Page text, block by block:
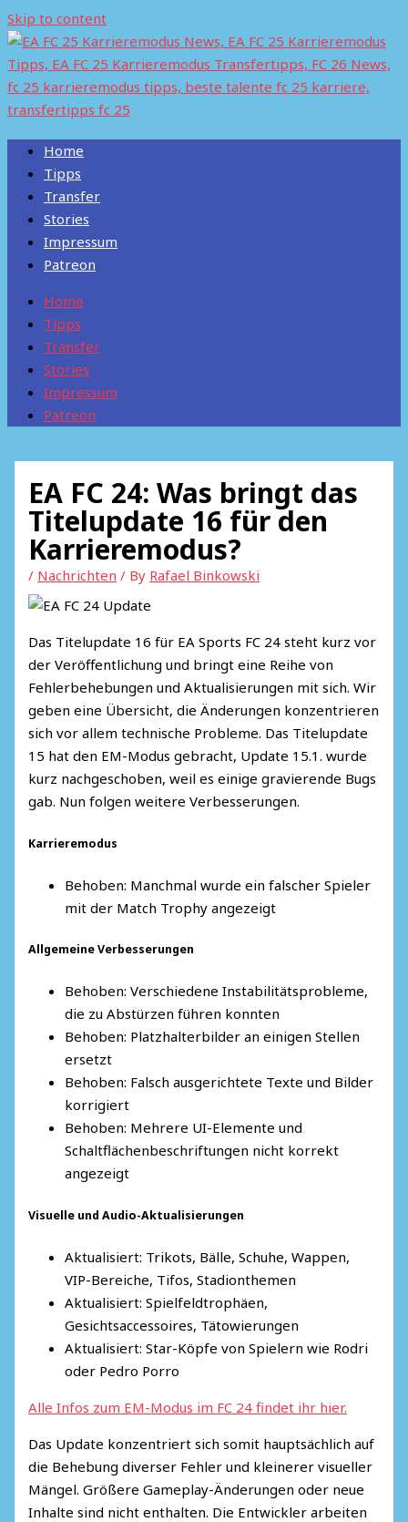
Skip to content
Home
Tipps
Transfer
Stories
Impressum
Patreon
Home
Tipps
Transfer
Stories
Impressum
Patreon
EA FC 24: Was bringt das
Titelupdate 16 für den
Karrieremodus?
/ Nachrichten / By Rafael Binkowski
Das Titelupdate 16 für EA Sports FC 24 steht kurz vor
der Veröffentlichung und bringt eine Reihe von
Fehlerbehebungen und Aktualisierungen mit sich. Wir
geben eine Übersicht, die Änderungen konzentrieren
sich vor allem technische Probleme. Das Titelupdate
15 hat den EM-Modus gebracht, Update 15.1. wurde
kurz nachgeschoben, weil es einige gravierende Bugs
gab. Nun folgen weitere Verbesserungen.
Karrieremodus
Behoben: Manchmal wurde ein falscher Spieler
mit der Match Trophy angezeigt
Allgemeine Verbesserungen
Behoben: Verschiedene Instabilitätsprobleme,
die zu Abstürzen führen konnten
Behoben: Platzhalterbilder an einigen Stellen
ersetzt
Behoben: Falsch ausgerichtete Texte und Bilder
korrigiert
Behoben: Mehrere UI-Elemente und
Schaltflächenbeschriftungen nicht korrekt
angezeigt
Visuelle und Audio-Aktualisierungen
Aktualisiert: Trikots, Bälle, Schuhe, Wappen,
VIP-Bereiche, Tifos, Stadionthemen
Aktualisiert: Spielfeldtrophäen,
Gesichtsaccessoires, Tätowierungen
Aktualisiert: Star-Köpfe von Spielern wie Rodri
oder Pedro Porro
Alle Infos zum EM-Modus im FC 24 findet ihr hier.
Das Update konzentriert sich somit hauptsächlich auf
die Behebung diverser Fehler und kleinerer visueller
Mängel. Größere Gameplay-Änderungen oder neue
Inhalte sind nicht enthalten. Die Entwickler arbeiten